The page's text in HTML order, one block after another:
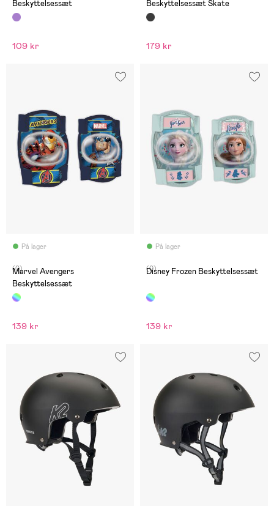
Beskyttelsessæt
109 kr
Beskyttelsessæt Skate
179 kr
På lager
(0)
Marvel Avengers
Beskyttelsessæt
139 kr
På lager
(0)
Disney Frozen Beskyttelsessæt
139 kr